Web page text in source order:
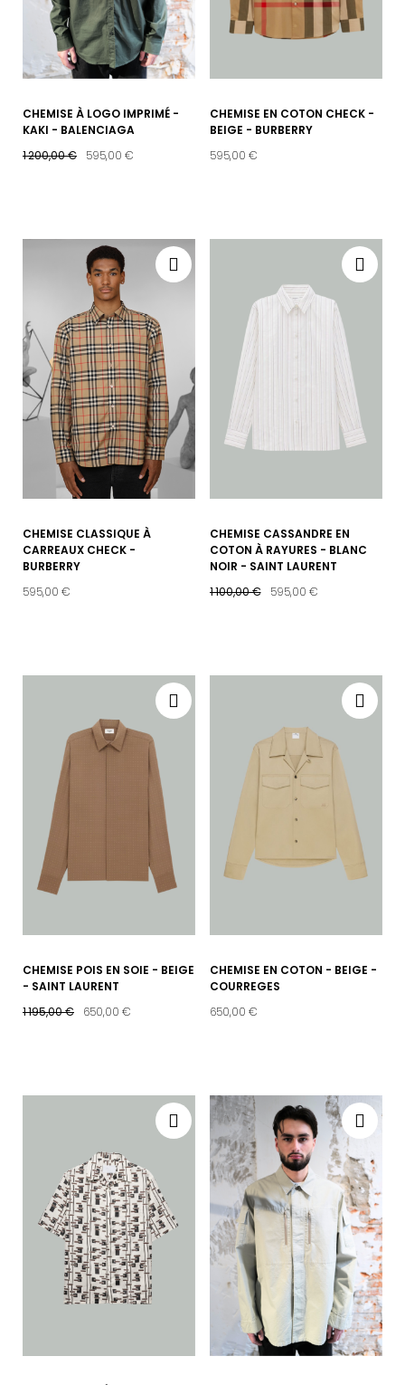
CHEMISE À LOGO IMPRIMÉ -
KAKI - BALENCIAGA
1 200,00 €
595,00 €
CHEMISE EN COTON CHECK -
BEIGE - BURBERRY
595,00 €
CHEMISE CLASSIQUE À
CARREAUX CHECK -
BURBERRY
595,00 €
CHEMISE CASSANDRE EN
COTON À RAYURES - BLANC
NOIR - SAINT LAURENT
1 100,00 €
595,00 €
CHEMISE POIS EN SOIE - BEIGE
- SAINT LAURENT
1 195,00 €
650,00 €
CHEMISE EN COTON - BEIGE -
COURREGES
650,00 €